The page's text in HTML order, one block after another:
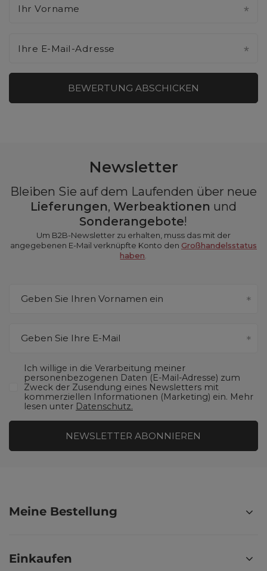
Ihr Vorname
Ihre E-Mail-Adresse
BEWERTUNG ABSCHICKEN
Newsletter
Bleiben Sie auf dem Laufenden über neue
Lieferungen, Werbeaktionen und
Sonderangebote!
Um B2B-Newsletter zu erhalten, muss das mit der
angegebenen E-Mail verknüpfte Konto den Großhandelsstatus
haben.
Geben Sie Ihren Vornamen ein
Geben Sie Ihre E-Mail
Ich willige in die Verarbeitung meiner
personenbezogenen Daten (E-Mail-Adresse) zum
Zweck der Zusendung eines Newsletters mit
kommerziellen Informationen (Marketing) ein. Mehr
lesen unter Datenschutz.
NEWSLETTER ABONNIEREN
Meine Bestellung
Einkaufen